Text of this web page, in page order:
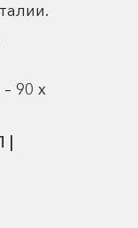
90 х